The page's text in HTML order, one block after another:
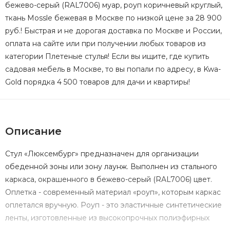
бежево-серый (RAL7006) муар, роуп коричневый круглый,
ткань Mossle бежевая в Москве по низкой цене за 28 900
руб.! Быстрая и не дорогая доставка по Москве и России,
оплата на сайте или при получении любых товаров из
категории Плетеные стулья! Если вы ищите, где купить
садовая мебель в Москве, то вы попали по адресу, в Kwa-
Gold порядка 4 500 товаров для дачи и квартиры!
Описание
Стул «Люксембург» предназначен для организации
обеденной зоны или зону лаунж. Выполнен из стального
каркаса, окрашенного в бежево-серый (RAL7006) цвет.
Оплетка - современный материал «роуп», которым каркас
оплетался вручную. Роуп - это эластичные синтетические
ленты, изготовленные из высокопрочных полиэфирных